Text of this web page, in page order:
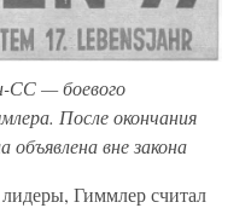
СС — боевого
После окончания
вне закона
Гиммлер считал